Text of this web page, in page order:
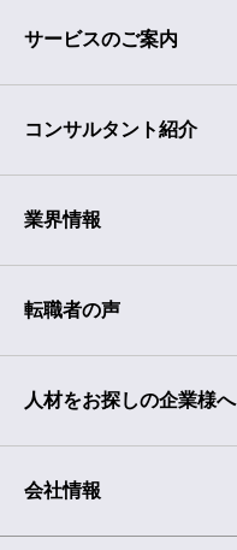
サービスのご案内
コンサルタント紹介
業界情報
転職者の声
人材をお探しの企業様へ
会社情報